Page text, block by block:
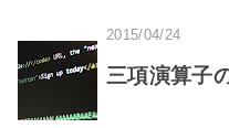
2015/04/24
三項演算子